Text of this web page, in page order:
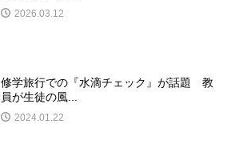
2026.03.12
修学旅行での『水滴チェック』が話題 教
員が生徒の風...
2024.01.22